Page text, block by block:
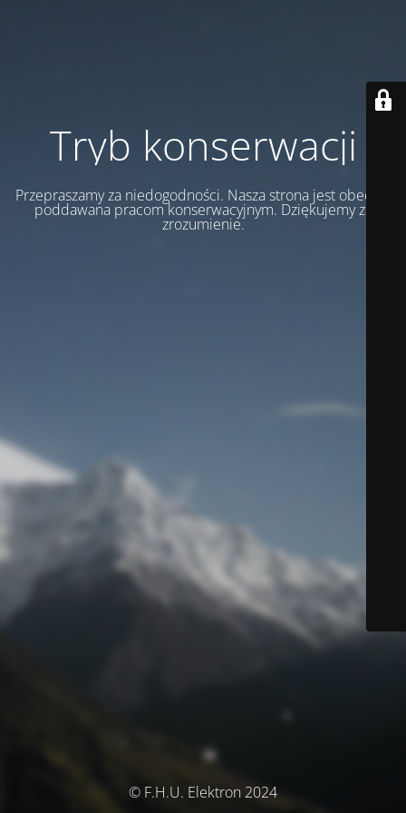
Tryb konserwacji
Przepraszamy za niedogodności. Nasza strona jest obecnie
poddawana pracom konserwacyjnym. Dziękujemy za
zrozumienie.
© F.H.U. Elektron 2024